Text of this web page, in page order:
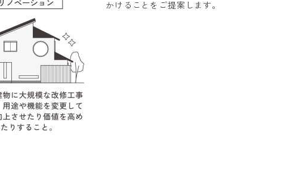
かけることをご提案します。